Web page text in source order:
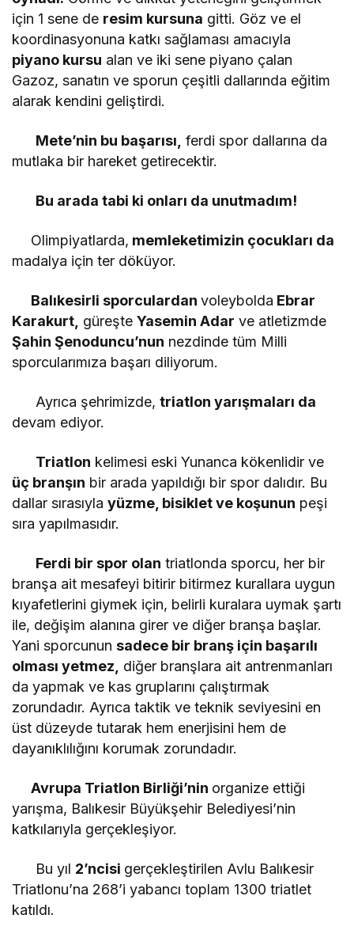
için 1 sene de resim kursuna gitti. Göz ve el
koordinasyonuna katkı sağlaması amacıyla
piyano kursu alan ve iki sene piyano çalan
Gazoz, sanatın ve sporun çeşitli dallarında eğitim
alarak kendini geliştirdi.
Mete’nin bu başarısı, ferdi spor dallarına da
mutlaka bir hareket getirecektir.
Bu arada tabi ki onları da unutmadım!
Olimpiyatlarda, memleketimizin çocukları da
madalya için ter döküyor.
Balıkesirli sporculardanvoleybolda Ebrar
Karakurt, güreşteYasemin Adar ve atletizmde
Şahin Şenoduncu’nun nezdinde tüm Milli
sporcularımıza başarı diliyorum.
Ayrıca şehrimizde,triatlon yarışmaları da
devam ediyor.
Triatlon kelimesi eski Yunanca kökenlidir ve
üç branşın bir arada yapıldığı bir spor dalıdır. Bu
dallar sırasıylayüzme, bisiklet ve koşunun peşi
sıra yapılmasıdır.
Ferdi bir spor olan triatlonda sporcu, her bir
branşa ait mesafeyi bitirir bitirmez kurallara uygun
kıyafetlerini giymek için, belirli kuralara uymak şartı
ile, değişim alanına girer ve diğer branşa başlar.
Yani sporcununsadece bir branş için başarılı
olması yetmez,
diğer branşlara ait antrenmanları
da yapmak ve kas gruplarını çalıştırmak
zorundadır. Ayrıca taktik ve teknik seviyesini en
üst düzeyde tutarak hem enerjisini hem de
dayanıklılığını korumak zorundadır.
Avrupa Triatlon Birliği’nin organize ettiği
yarışma, Balıkesir Büyükşehir Belediyesi’nin
katkılarıyla gerçekleşiyor.
Bu yıl 2’ncisi gerçekleştirilen Avlu Balıkesir
Triatlonu’na 268’i yabancı toplam 1300 triatlet
katıldı.